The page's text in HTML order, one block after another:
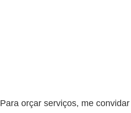
Para orçar serviços, me